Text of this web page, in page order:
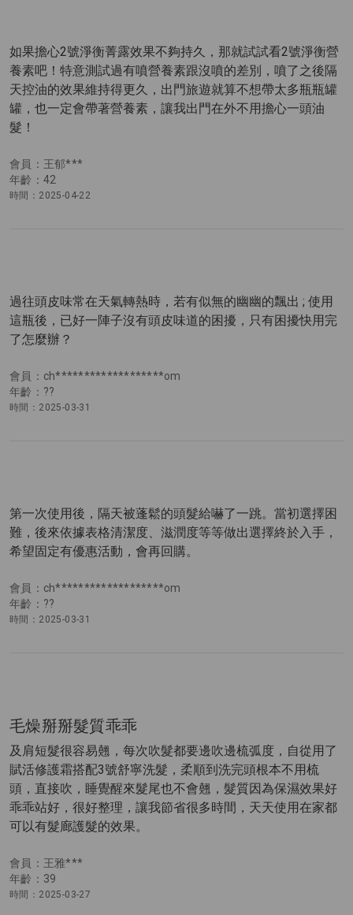
會員：王郁***
年齡：42
時間：2025-04-22
如果擔心2號淨衡菁露效果不夠持久，那就試試看2號淨衡營
養素吧！特意測試過有噴營養素跟沒噴的差別，噴了之後隔
天控油的效果維持得更久，出門旅遊就算不想帶太多瓶瓶罐
罐，也一定會帶著營養素，讓我出門在外不用擔心一頭油
髮！
會員：ch*******************om
年齡：??
時間：2025-03-31
過往頭皮味常在天氣轉熱時，若有似無的幽幽的飄出 ; 使用
這瓶後，已好一陣子沒有頭皮味道的困擾，只有困擾快用完
了怎麼辦？
會員：ch*******************om
年齡：??
時間：2025-03-31
第一次使用後，隔天被蓬鬆的頭髮給嚇了一跳。當初選擇困
難，後來依據表格清潔度、滋潤度等等做出選擇終於入手，
希望固定有優惠活動，會再回購。
會員：王雅***
年齡：39
時間：2025-03-27
毛燥掰掰髮質乖乖
及肩短髮很容易翹，每次吹髮都要邊吹邊梳弧度，自從用了
賦活修護霜搭配3號舒寧洗髮，柔順到洗完頭根本不用梳
頭，直接吹，睡覺醒來髮尾也不會翹，髮質因為保濕效果好
乖乖站好，很好整理，讓我節省很多時間，天天使用在家都
可以有髮廊護髮的效果。